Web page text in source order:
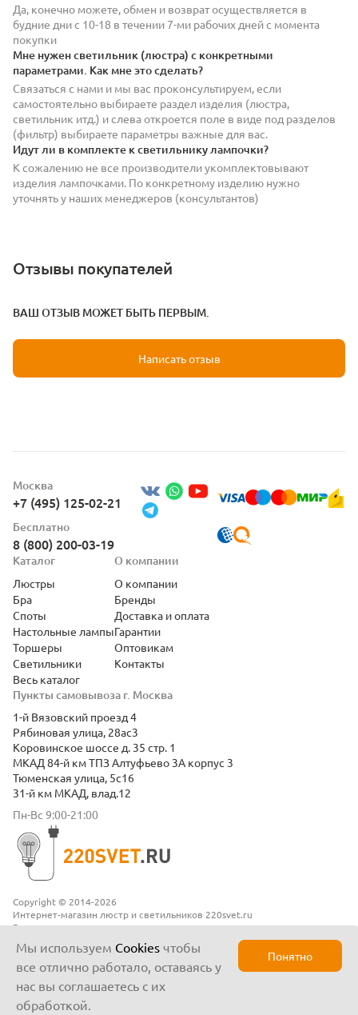
Да, конечно можете, обмен и возврат осуществляется в
будние дни с 10-18 в течении 7-ми рабочих дней с момента
покупки
Мне нужен светильник (люстра) с конкретными
параметрами. Как мне это сделать?
Связаться с нами и мы вас проконсультируем, если
самостоятельно выбираете раздел изделия (люстра,
светильник итд.) и слева откроется поле в виде под разделов
(фильтр) выбираете параметры важные для вас.
Идут ли в комплекте к светильнику лампочки?
К сожалению не все производители укомплектовывают
изделия лампочками. По конкретному изделию нужно
уточнять у наших менеджеров (консультантов)
Отзывы покупателей
ВАШ ОТЗЫВ МОЖЕТ БЫТЬ ПЕРВЫМ.
Написать отзыв
Copyright © 2014-2026
Интернет-магазин люстр и светильников 220svet.ru
Все права защищены
Москва
+7 (495) 125-02-21
Бесплатно
8 (800) 200-03-19
Пункты самовывоза г. Москва
1-й Вязовский проезд 4
Рябиновая улица, 28ас3
Коровинское шоссе д. 35 стр. 1
МКАД 84-й км ТПЗ Алтуфьево 3А корпус 3
Тюменская улица, 5с16
31-й км МКАД, влад.12
Пн-Вс 9:00-21:00
Каталог
Люстры
Бра
Споты
Настольные лампы
Торшеры
Светильники
Весь каталог
О компании
О компании
Бренды
Доставка и оплата
Гарантии
Оптовикам
Контакты
Мы используем Cookies чтобы
все отлично работало, оставаясь у
нас вы соглашаетесь с их
обработкой.
Понятно